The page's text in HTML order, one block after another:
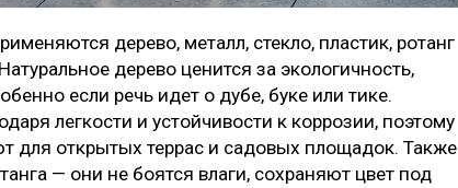
дерево, металл, стекло, пластик, ротанг
дерево ценится за экологичность,
если речь идет о дубе, буке или тике.
легкости и устойчивости к коррозии, поэтому
для открытых террас и садовых площадок. Также
— они не боятся влаги, сохраняют цвет под